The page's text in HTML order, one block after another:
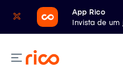
App Rico
Invista de um